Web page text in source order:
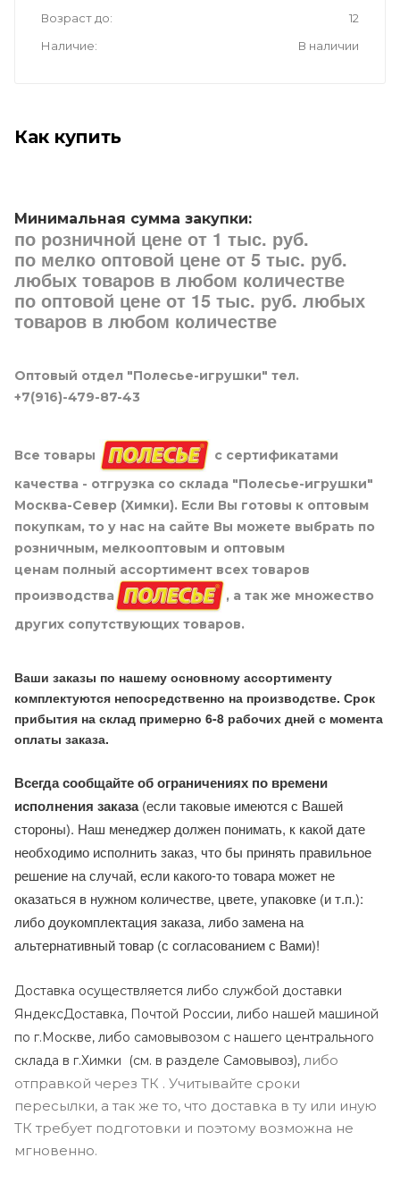
Возраст до
12
Наличие
В наличии
Как купить
Минимальная сумма закупки:
по розничной цене от 1 тыс. руб.
по мелко оптовой цене от 5 тыс. руб.
любых товаров в любом количестве
по оптовой цене от 15 тыс. руб. любых
товаров в любом количестве
Оптовый отдел "Полесье-игрушки" тел.
+7(916)-479-87-43
Все товары
с сертификатами
качества - отгрузка со склада "Полесье-игрушки"
Москва-Север (Химки). Если Вы готовы к оптовым
покупкам, то у нас на сайте Вы можете выбрать по
розничным, мелкооптовым и оптовым
ценам полный ассортимент всех товаров
производства
, а так же множество
других сопутствующих товаров.
Ваши заказы по нашему основному ассортименту
комплектуются непосредственно на производстве. Срок
прибытия на склад примерно 6-8 рабочих дней с момента
оплаты заказа.
Всегда сообщайте об ограничениях по времени
исполнения заказа(если таковые имеются с Вашей
стороны). Наш менеджер должен понимать, к какой дате
необходимо исполнить заказ, что бы принять правильное
решение на случай, если какого-то товара может не
оказаться в нужном количестве, цвете, упаковке (и т.п.):
либо доукомплектация заказа, либо замена на
альтернативный товар (с согласованием с Вами)!
Доставка осуществляется либо службой доставки
ЯндексДоставка, Почтой России, либо нашей машиной
по г.Москве, либо самовывозом с нашего центрального
склада в г.Химки (см. в разделе Самовывоз), либо
отправкой через ТК . Учитывайте сроки
пересылки, а так же то, что доставка в ту или иную
ТК требует подготовки и поэтому возможна не
мгновенно.